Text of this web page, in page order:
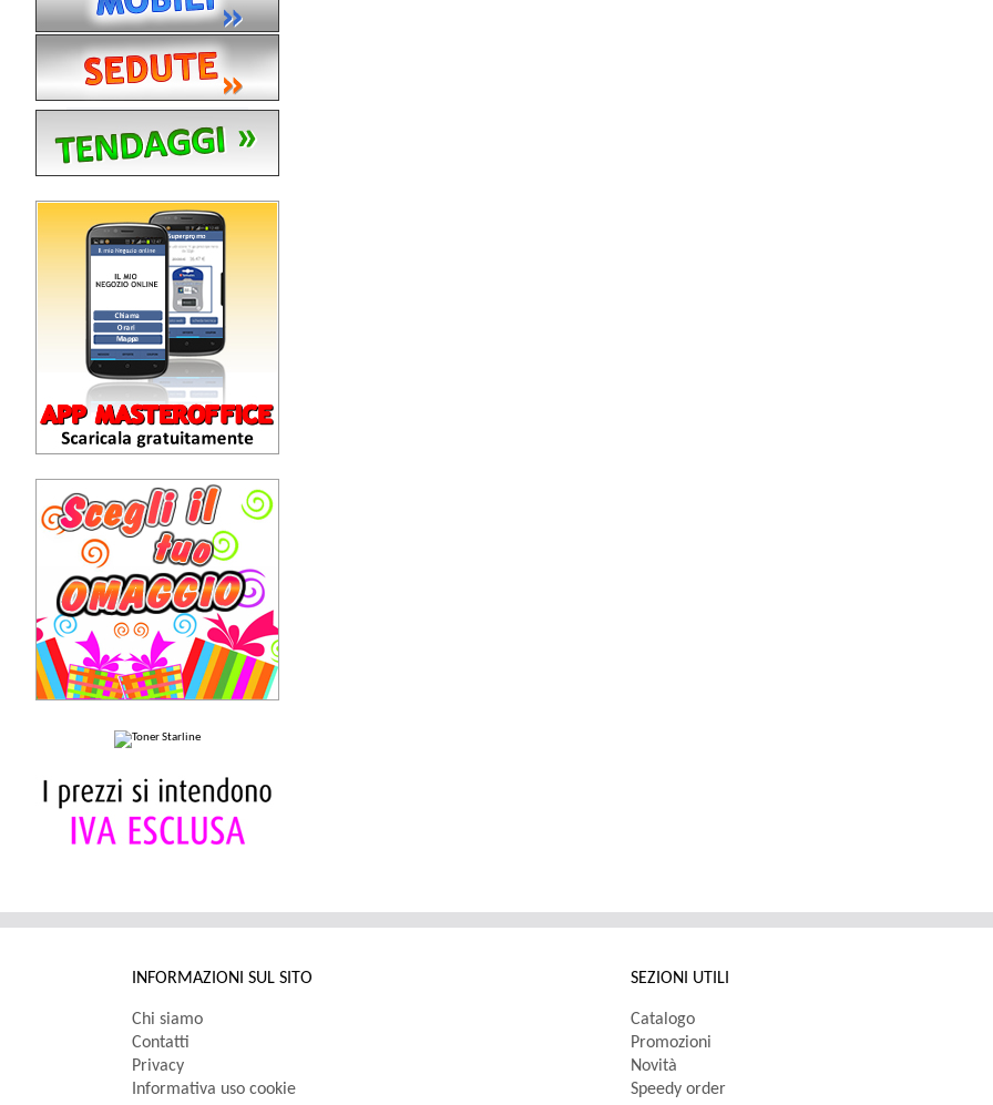
INFORMAZIONI SUL SITO
Chi siamo
Contatti
Privacy
Informativa uso cookie
SEZIONI UTILI
Catalogo
Promozioni
Novità
Speedy order